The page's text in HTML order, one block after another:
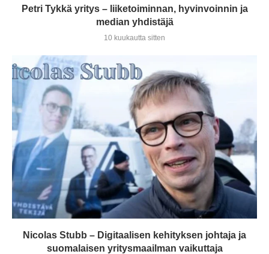
Petri Tykkä yritys – liiketoiminnan, hyvinvoinnin ja
median yhdistäjä
10 kuukautta sitten
Nicolas Stubb – Digitaalisen kehityksen johtaja ja
suomalaisen yritysmaailman vaikuttaja